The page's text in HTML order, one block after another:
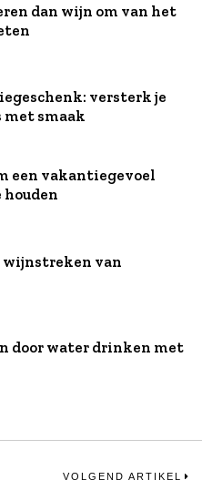
dan wijn om van het
versterk je
smaak
een vakantiegevoel
wijnstreken van
door water drinken met
VOLGEND ARTIKEL